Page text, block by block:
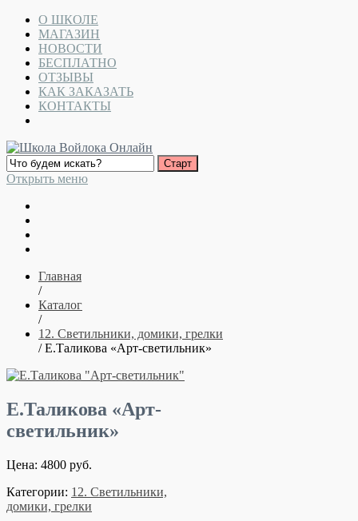
О ШКОЛЕ
МАГАЗИН
НОВОСТИ
БЕСПЛАТНО
ОТЗЫВЫ
КАК ЗАКАЗАТЬ
КОНТАКТЫ
Открыть меню
Главная
/
Каталог
/
12. Светильники, домики, грелки
/ Е.Таликова «Арт-светильник»
Е.Таликова «Арт-
светильник»
Цена: 4800 руб.
Категории: 12. Светильники,
домики, грелки